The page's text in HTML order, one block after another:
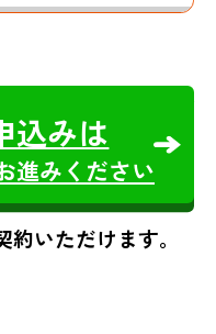
込みは
進みください
いただけます。